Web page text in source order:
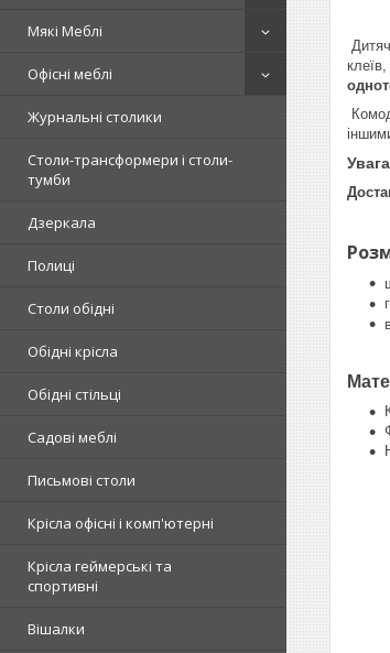
Мякі Меблі
Офісні меблі
Журнальні столики
Столи-трансформери і столи-
тумби
Дзеркала
Полиці
Столи обідні
Обідні крісла
Обідні стільці
Садові меблі
Письмові столи
Крісла офісні і комп'ютерні
Крісла геймерські та
спортивні
Вішалки